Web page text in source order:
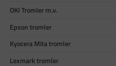
OKI Tromler m.v.
Epson tromler
Kyocera Mita tromler
Lexmark tromler